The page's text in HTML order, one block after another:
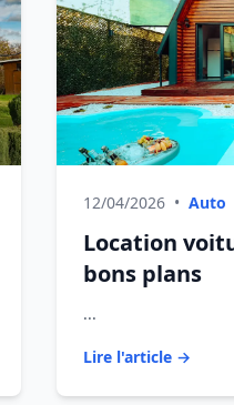
12/04/2026 • Auto
Location
bons plans
...
Lire l'article →